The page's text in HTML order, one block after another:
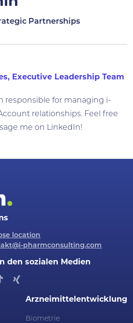
Partnerships
Executive Leadership Team
responsible for managing i-
relationships. Feel free
me on LinkedIn!
location
pharmconsulting.com
den sozialen Medien
Arzneimittelentwicklung
Biometrie